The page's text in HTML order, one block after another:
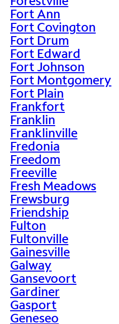
Fort Ann
Fort Covington
Fort Drum
Fort Edward
Fort Johnson
Fort Montgomery
Fort Plain
Frankfort
Franklin
Franklinville
Fredonia
Freedom
Freeville
Fresh Meadows
Frewsburg
Friendship
Fulton
Fultonville
Gainesville
Galway
Gansevoort
Gardiner
Gasport
Geneseo